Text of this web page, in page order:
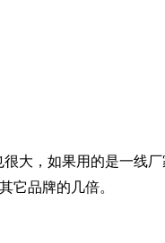
大，如果用的是一线厂
它品牌的几倍。